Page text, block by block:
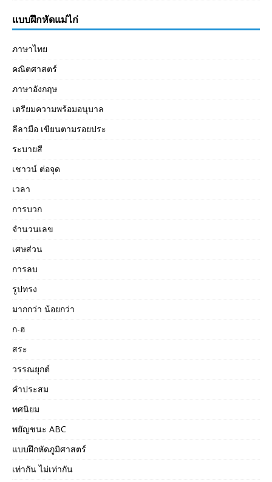
แบบฝึกหัดแม่ไก่
ภาษาไทย
คณิตศาสตร์
ภาษาอังกฤษ
เตรียมความพร้อมอนุบาล
ลีลามือ เขียนตามรอยประ
ระบายสี
เชาวน์ ต่อจุด
เวลา
การบวก
จำนวนเลข
เศษส่วน
การลบ
รูปทรง
มากกว่า น้อยกว่า
ก-ฮ
สระ
วรรณยุกต์
คำประสม
ทศนิยม
พยัญชนะ ABC
แบบฝึกหัดภูมิศาสตร์
เท่ากัน ไม่เท่ากัน